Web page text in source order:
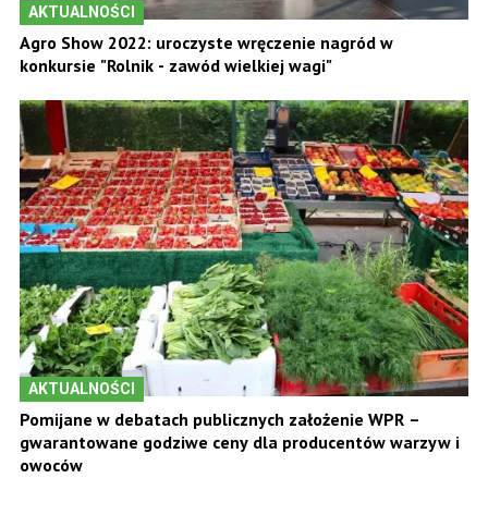
AKTUALNOŚCI
Agro Show 2022: uroczyste wręczenie nagród w
konkursie "Rolnik - zawód wielkiej wagi"
AKTUALNOŚCI
Pomijane w debatach publicznych założenie WPR –
gwarantowane godziwe ceny dla producentów warzyw i
owoców